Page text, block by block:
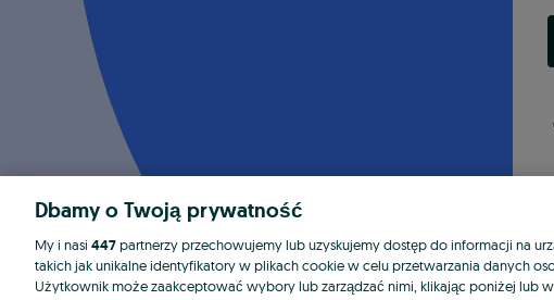
Dbamy o Twoją prywatność
My i nasi 447partnerzy przechowujemy lub uzyskujemy dostęp do informacji na
takich jak unikalne identyfikatory w plikach cookie w celu przetwarzania danych
Użytkownik może zaakceptować wybory lub zarządzać nimi, klikając poniżej lub w